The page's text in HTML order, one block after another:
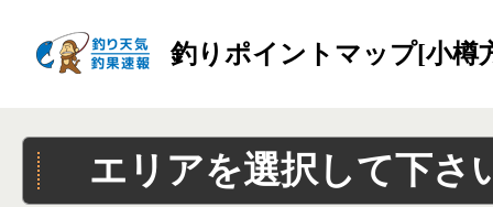
釣りポイントマップ[小樽
エリアを選択して下さ